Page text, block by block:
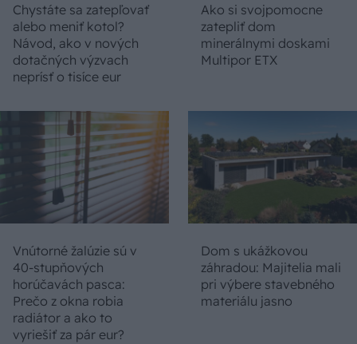
Chystáte sa zatepľovať
alebo meniť kotol?
Návod, ako v nových
dotačných výzvach
neprísť o tisíce eur
Ako si svojpomocne
zatepliť dom
minerálnymi doskami
Multipor ETX
Vnútorné žalúzie sú v
40-stupňových
horúčavách pasca:
Prečo z okna robia
radiátor a ako to
vyriešiť za pár eur?
Dom s ukážkovou
záhradou: Majitelia mali
pri výbere stavebného
materiálu jasno